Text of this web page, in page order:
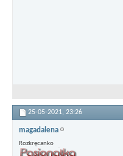
25-05-2021, 23:26
magadalena
Rozkręcanko